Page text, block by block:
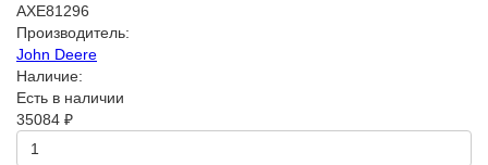
AXE81296
Производитель:
John Deere
Наличие:
Есть в наличии
35084 ₽